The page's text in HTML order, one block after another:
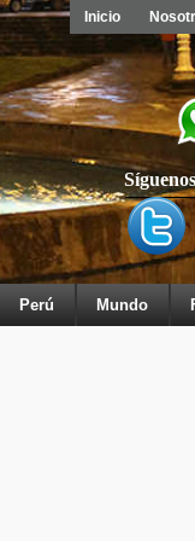
Inicio
Perú Mundo